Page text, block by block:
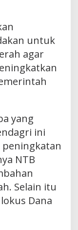
untuk
agar
yang
ini
NTB
Selain itu
Dana